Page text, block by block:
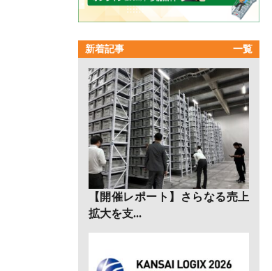
新着記事 一覧
【開催レポート】さらなる売上
拡大を支...